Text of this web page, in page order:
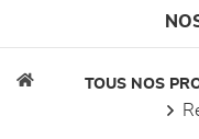
TOUS NOS